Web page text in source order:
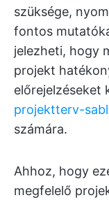
szüksége,
fontos
jelezheti, hogy
projekt
előrejelzéseket
projektterv-
számára.
Ahhoz, hogy
megfelelő